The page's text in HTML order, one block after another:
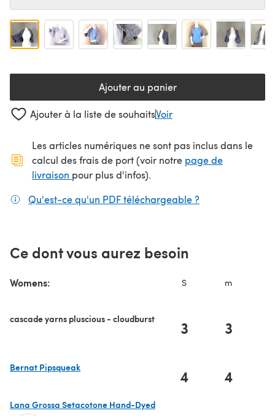
Ajouter au panier
Ajouter à la liste de souhaitsVoir
Les articles numériques ne sont pas inclus dans le
calcul des frais de port (voir notre page de
livraison (s'ouvre dans un nouvel onglet)
pour plus d'infos).
Qu'est-ce qu'un PDF téléchargeable ?
Ce dont vous aurez besoin
Womens: S m
cascade yarns pluscious - cloudburst 3 3
Bernat Pipsqueak
4 4
Lana Grossa Setacotone Hand-Dyed